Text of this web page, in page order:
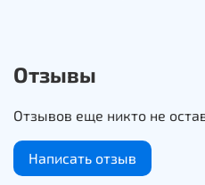
Отзывы
Отзывов еще никто не
Написать отзыв